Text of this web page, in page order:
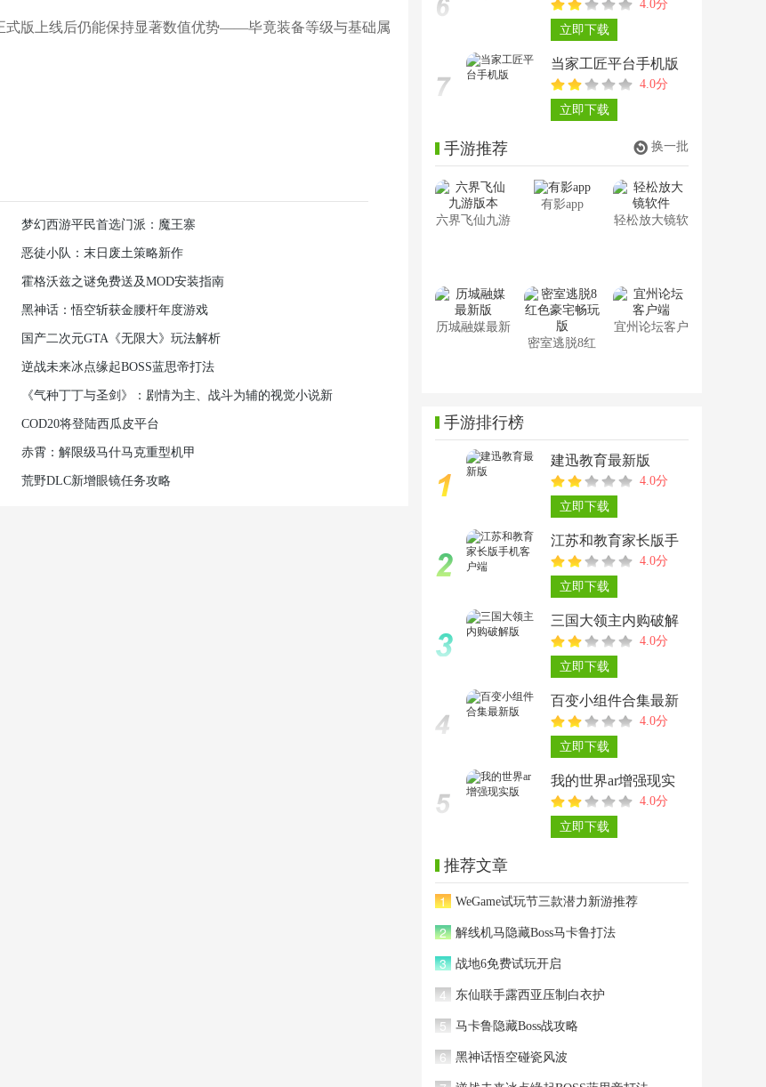
式版上线后仍能保持显著数值优势——毕竟装备等级与基础属
梦幻西游平民首选门派：魔王寨
恶徒小队：末日废土策略新作
霍格沃兹之谜免费送及MOD安装指南
黑神话：悟空斩获金腰杆年度游戏
国产二次元GTA《无限大》玩法解析
逆战未来冰点缘起BOSS蓝思帝打法
《气种丁丁与圣剑》：剧情为主、战斗为辅的视觉小说新
作
COD20将登陆西瓜皮平台
赤霄：解限级马什马克重型机甲
荒野DLC新增眼镜任务攻略
4.0分
立即下载
当家工匠平台手机版
4.0分
立即下载
换一批
手游推荐
六界飞仙九游
有影app
轻松放大镜软
历城融媒最新
密室逃脱8红
宜州论坛客户
手游排行榜
建迅教育最新版
4.0分
立即下载
江苏和教育家长版手
机客户端
4.0分
立即下载
三国大领主内购破解
版
4.0分
立即下载
百变小组件合集最新
版
4.0分
立即下载
我的世界ar增强现实
版
4.0分
立即下载
推荐文章
1
WeGame试玩节三款潜力新游推荐
2 解线机马隐藏Boss马卡鲁打法
3 战地6免费试玩开启
4 东仙联手露西亚压制白衣护
5 马卡鲁隐藏Boss战攻略
6 黑神话悟空碰瓷风波